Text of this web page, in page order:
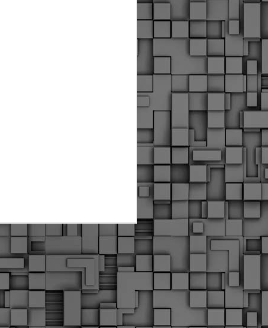
εκπαίδευσή τους και
ο Δήμος παρέλαβε τρία
MAY
25
Δημοτική Αστυνομία
Θεσσαλονίκης:
Διοικητικά πρόστιμα
ύψους 11.350€ σε
εργολάβους για
παραβάσεις σε έργα
Ο.Κ.Ω